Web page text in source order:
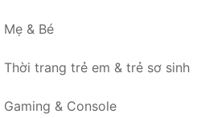
Mẹ & Bé
Thời trang trẻ em & trẻ sơ sinh
Gaming & Console